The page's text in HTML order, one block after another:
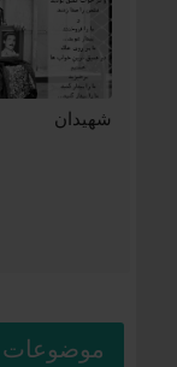
شهیدان
موضوعات